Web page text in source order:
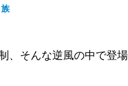
そんな逆風の中で登